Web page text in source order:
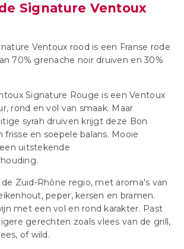
Signature Ventoux
Ventoux rood is een Franse rode
70% grenache noir druiven en 30%
Signature Rouge is een Ventoux
rond en vol van smaak. Maar
syrah druiven krijgt deze Bon
frisse en soepele balans. Mooie
uitstekende
Zuid-Rhône regio, met aroma's van
peper, kersen en bramen.
met een vol en rond karakter. Past
gerechten zoals vlees van de grill,
of wild.